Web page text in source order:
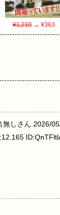
¥1,210→ ¥363
しさん 2026/